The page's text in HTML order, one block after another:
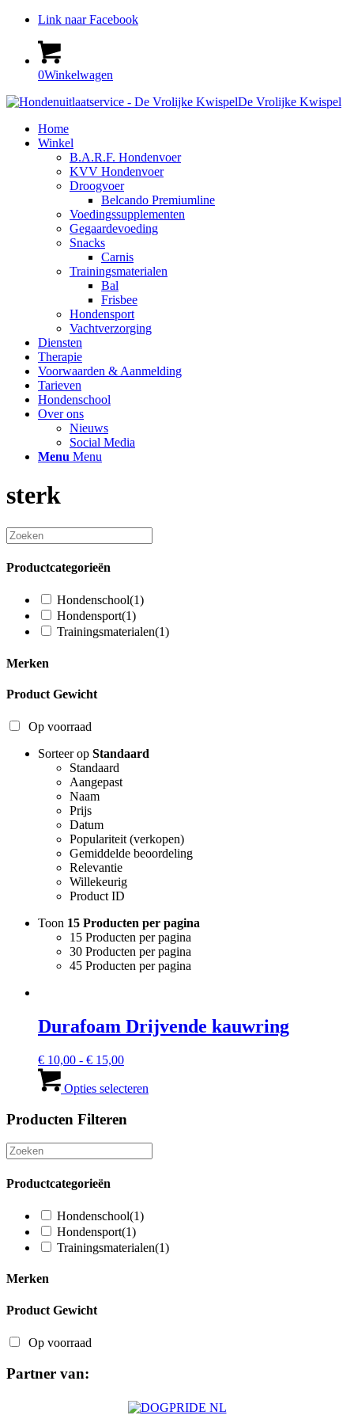
Link naar Facebook
0Winkelwagen
De Vrolijke Kwispel
Home
Winkel
B.A.R.F. Hondenvoer
KVV Hondenvoer
Droogvoer
Belcando Premiumline
Voedingssupplementen
Gegaardevoeding
Snacks
Carnis
Trainingsmaterialen
Bal
Frisbee
Hondensport
Vachtverzorging
Diensten
Therapie
Voorwaarden & Aanmelding
Tarieven
Hondenschool
Over ons
Nieuws
Social Media
Menu Menu
sterk
Productcategorieën
Hondenschool(1)
Hondensport(1)
Trainingsmaterialen(1)
Merken
Product Gewicht
Op voorraad
Sorteer op Standaard
Standaard
Aangepast
Naam
Prijs
Datum
Populariteit (verkopen)
Gemiddelde beoordeling
Relevantie
Willekeurig
Product ID
Toon 15 Producten per pagina
15 Producten per pagina
30 Producten per pagina
45 Producten per pagina
Durafoam Drijvende kauwring
€ 10,00 - € 15,00Prijsklasse:
tot
Opties selecteren
Deze
optie
productpagina
Producten Filteren
Productcategorieën
Hondenschool(1)
Hondensport(1)
Trainingsmaterialen(1)
Merken
Product Gewicht
Op voorraad
Partner van: